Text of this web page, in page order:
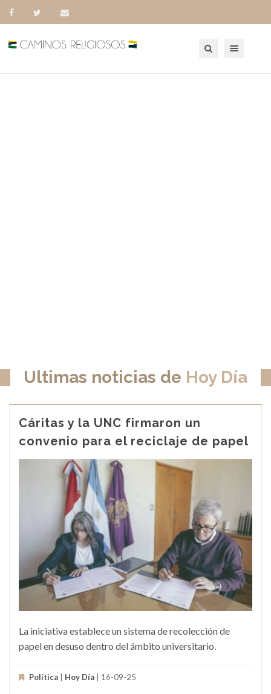
Ultimas noticias de Hoy Día
Cáritas y la UNC firmaron un
convenio para el reciclaje de papel
La iniciativa establece un sistema de recolección de
papel en desuso dentro del ámbito universitario.
Política Hoy Día | 16-09-25